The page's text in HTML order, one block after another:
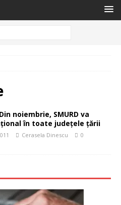
noiembrie, SMURD va
în toate judeţele ţării
Cerasela Dinescu 0